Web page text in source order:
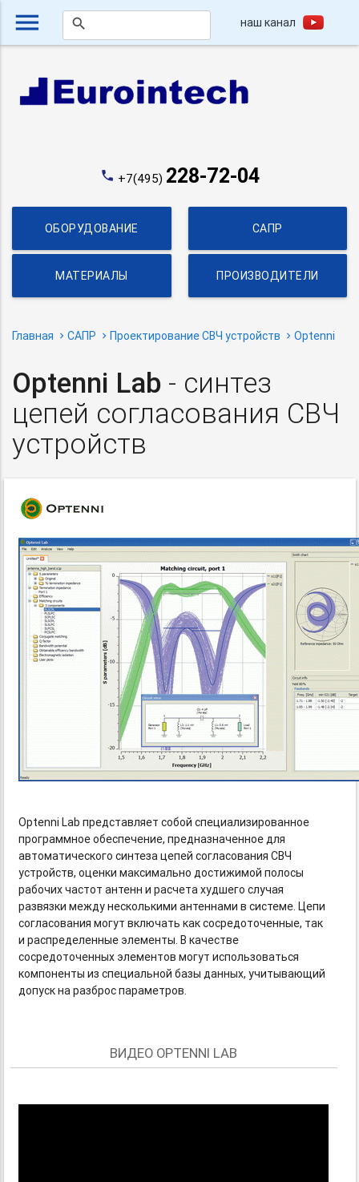
menu search наш канал
phone +7(495) 228-72-04
ОБОРУДОВАНИЕ САПР
МАТЕРИАЛЫ ПРОИЗВОДИТЕЛИ
Главная САПР Проектирование СВЧ устройств Optenni
Optenni Lab - синтез
цепей согласования СВЧ
устройств
Optenni Lab представляет собой специализированное
программное обеспечение, предназначенное для
автоматического синтеза цепей согласования СВЧ
устройств, оценки максимально достижимой полосы
рабочих частот антенн и расчета худшего случая
развязки между несколькими антеннами в системе. Цепи
согласования могут включать как сосредоточенные, так
и распределенные элементы. В качестве
сосредоточенных элементов могут использоваться
компоненты из специальной базы данных, учитывающий
допуск на разброс параметров.
ВИДЕО OPTENNI LAB